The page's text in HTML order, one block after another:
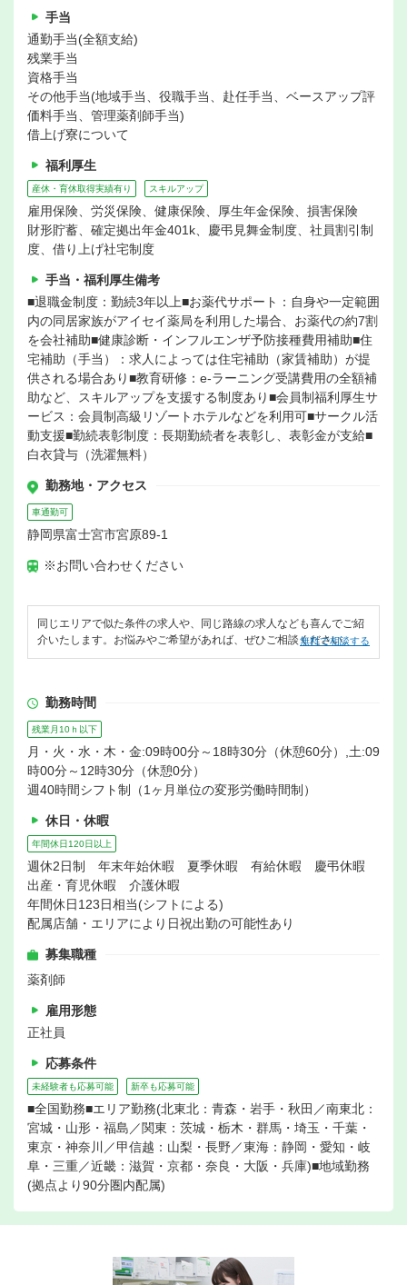
手当
通勤手当(全額支給)
残業手当
資格手当
その他手当(地域手当、役職手当、赴任手当、ベースアップ評
価料手当、管理薬剤師手当)
借上げ寮について
福利厚生
産休・育休取得実績有り スキルアップ
雇用保険、労災保険、健康保険、厚生年金保険、損害保険
財形貯蓄、確定拠出年金401k、慶弔見舞金制度、社員割引制
度、借り上げ社宅制度
手当・福利厚生備考
■退職金制度：勤続3年以上■お薬代サポート：自身や一定範囲
内の同居家族がアイセイ薬局を利用した場合、お薬代の約7割
を会社補助■健康診断・インフルエンザ予防接種費用補助■住
宅補助（手当）：求人によっては住宅補助（家賃補助）が提
供される場合あり■教育研修：e-ラーニング受講費用の全額補
助など、スキルアップを支援する制度あり■会員制福利厚生サ
ービス：会員制高級リゾートホテルなどを利用可■サークル活
動支援■勤続表彰制度：長期勤続者を表彰し、表彰金が支給■
白衣貸与（洗濯無料）
勤務地・アクセス
車通勤可
静岡県富士宮市宮原89-1
※お問い合わせください
同じエリアで似た条件の求人や、同じ路線の求人なども喜んでご紹
介いたします。お悩みやご希望があれば、ぜひご相談ください。
無料で相談する
勤務時間
残業月10ｈ以下
月・火・水・木・金:09時00分～18時30分（休憩60分）,土:09
時00分～12時30分（休憩0分）
週40時間シフト制（1ヶ月単位の変形労働時間制）
休日・休暇
年間休日120日以上
週休2日制 年末年始休暇 夏季休暇 有給休暇 慶弔休暇
出産・育児休暇 介護休暇
年間休日123日相当(シフトによる)
配属店舗・エリアにより日祝出勤の可能性あり
募集職種
薬剤師
雇用形態
正社員
応募条件
未経験者も応募可能 新卒も応募可能
■全国勤務■エリア勤務(北東北：青森・岩手・秋田／南東北：
宮城・山形・福島／関東：茨城・栃木・群馬・埼玉・千葉・
東京・神奈川／甲信越：山梨・長野／東海：静岡・愛知・岐
阜・三重／近畿：滋賀・京都・奈良・大阪・兵庫)■地域勤務
(拠点より90分圏内配属)